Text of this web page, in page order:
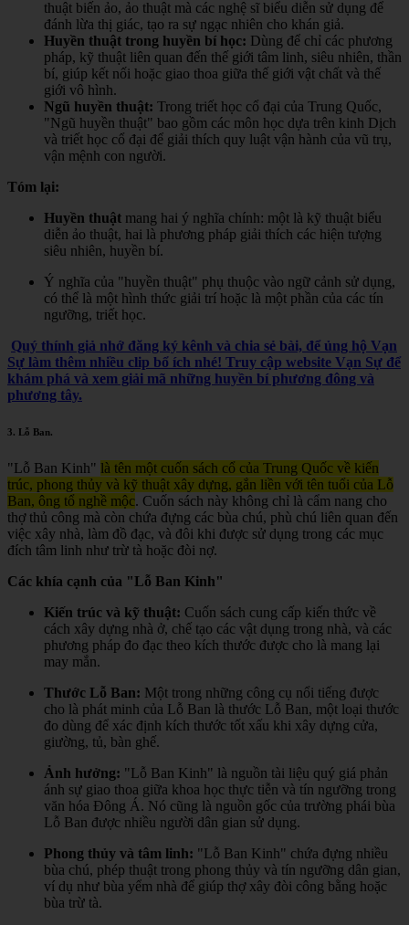
thuật biến ảo, ảo thuật mà các nghệ sĩ biểu diễn sử dụng để
đánh lừa thị giác, tạo ra sự ngạc nhiên cho khán giả.
Huyền thuật trong huyền bí học: Dùng để chỉ các phương
pháp, kỹ thuật liên quan đến thế giới tâm linh, siêu nhiên, thần
bí, giúp kết nối hoặc giao thoa giữa thế giới vật chất và thế
giới vô hình.
Ngũ huyền thuật: Trong triết học cổ đại của Trung Quốc,
"Ngũ huyền thuật" bao gồm các môn học dựa trên kinh Dịch
và triết học cổ đại để giải thích quy luật vận hành của vũ trụ,
vận mệnh con người.
Tóm lại:
Huyền thuật mang hai ý nghĩa chính: một là kỹ thuật biểu
diễn ảo thuật, hai là phương pháp giải thích các hiện tượng
siêu nhiên, huyền bí.
Ý nghĩa của "huyền thuật" phụ thuộc vào ngữ cảnh sử dụng,
có thể là một hình thức giải trí hoặc là một phần của các tín
ngưỡng, triết học.
Quý thính giả nhớ đăng ký kênh và chia sẻ bài, để ủng hộ Vạn
Sự làm thêm nhiều clip bổ ích nhé! Truy cập website Vạn Sự để
khám phá và xem giải mã những huyền bí phương đông và
phương tây.
3. Lỗ Ban.
"Lỗ Ban Kinh" là tên một cuốn sách cổ của Trung Quốc về kiến
trúc, phong thủy và kỹ thuật xây dựng, gắn liền với tên tuổi của Lỗ
Ban, ông tổ nghề mộc. Cuốn sách này không chỉ là cẩm nang cho
thợ thủ công mà còn chứa đựng các bùa chú, phù chú liên quan đến
việc xây nhà, làm đồ đạc, và đôi khi được sử dụng trong các mục
đích tâm linh như trừ tà hoặc đòi nợ.
Các khía cạnh của "Lỗ Ban Kinh"
Kiến trúc và kỹ thuật: Cuốn sách cung cấp kiến thức về
cách xây dựng nhà ở, chế tạo các vật dụng trong nhà, và các
phương pháp đo đạc theo kích thước được cho là mang lại
may mắn.
Thước Lỗ Ban: Một trong những công cụ nổi tiếng được
cho là phát minh của Lỗ Ban là thước Lỗ Ban, một loại thước
đo dùng để xác định kích thước tốt xấu khi xây dựng cửa,
giường, tủ, bàn ghế.
Ảnh hưởng: "Lỗ Ban Kinh" là nguồn tài liệu quý giá phản
ánh sự giao thoa giữa khoa học thực tiễn và tín ngưỡng trong
văn hóa Đông Á. Nó cũng là nguồn gốc của trường phái bùa
Lỗ Ban được nhiều người dân gian sử dụng.
Phong thủy và tâm linh: "Lỗ Ban Kinh" chứa đựng nhiều
bùa chú, phép thuật trong phong thủy và tín ngưỡng dân gian,
ví dụ như bùa yểm nhà để giúp thợ xây đòi công bằng hoặc
bùa trừ tà.